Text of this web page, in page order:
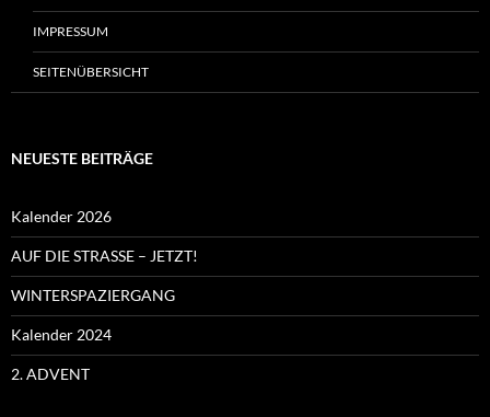
IMPRESSUM
SEITENÜBERSICHT
NEUESTE BEITRÄGE
Kalender 2026
AUF DIE STRASSE – JETZT!
WINTERSPAZIERGANG
Kalender 2024
2. ADVENT